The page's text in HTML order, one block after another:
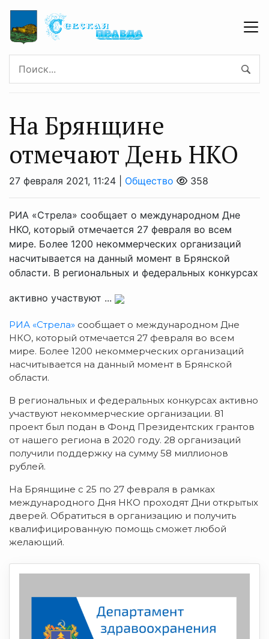
На Брянщине
отмечают День НКО
27 февраля 2021, 11:24 | Общество 358
РИА «Стрела» сообщает о международном Дне
НКО, который отмечается 27 февраля во всем
мире. Более 1200 некоммерческих организаций
насчитывается на данный момент в Брянской
области. В региональных и федеральных конкурсах
активно участвуют ...
РИА «Стрела» сообщает о международном Дне
НКО, который отмечается 27 февраля во всем
мире. Более 1200 некоммерческих организаций
насчитывается на данный момент в Брянской
области.
В региональных и федеральных конкурсах активно
участвуют некоммерческие организации. 81
проект был подан в Фонд Президентских грантов
от нашего региона в 2020 году. 28 организаций
получили поддержку на сумму 58 миллионов
рублей.
На Брянщине с 25 по 27 февраля в рамках
международного Дня НКО проходят Дни открытых
дверей. Обратиться в организацию и получить
квалифицированную помощь сможет любой
желающий.